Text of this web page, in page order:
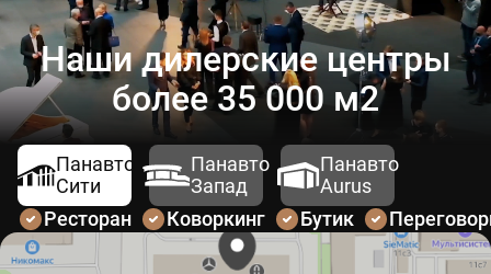
Наши дилерские центры
более 35 000 м2
Панавто
Сити
Панавто
Запад
Панавто
Aurus
Ресторан
Коворкинг Бутик